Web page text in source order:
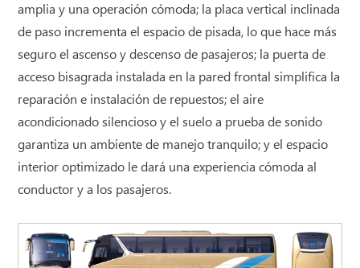
amplia y una operación cómoda; la placa vertical inclinada
de paso incrementa el espacio de pisada, lo que hace más
seguro el ascenso y descenso de pasajeros; la puerta de
acceso bisagrada instalada en la pared frontal simplifica la
reparación e instalación de repuestos; el aire
acondicionado silencioso y el suelo a prueba de sonido
garantiza un ambiente de manejo tranquilo; y el espacio
interior optimizado le dará una experiencia cómoda al
conductor y a los pasajeros.